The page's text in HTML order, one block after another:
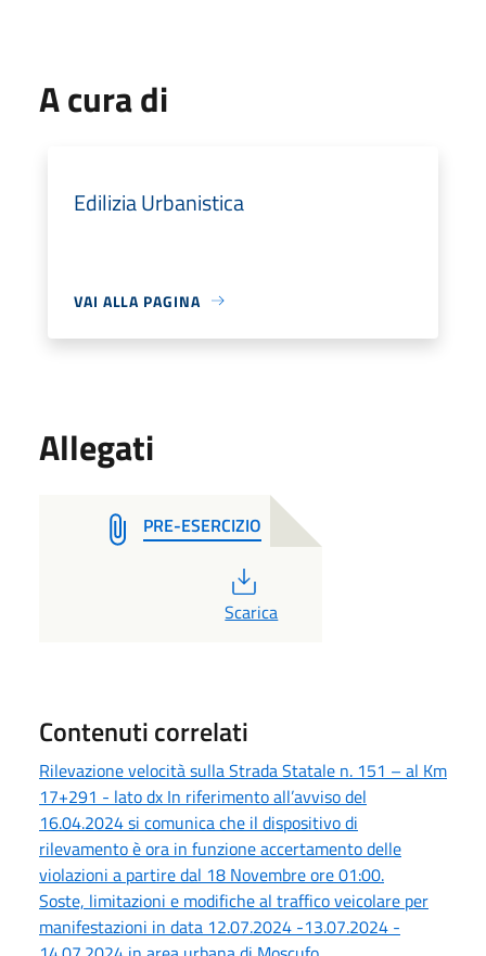
A cura di
Edilizia Urbanistica
VAI ALLA PAGINA
Allegati
PRE-ESERCIZIO
PDF
Scarica
Contenuti correlati
Rilevazione velocità sulla Strada Statale n. 151 – al Km
17+291 - lato dx In riferimento all’avviso del
16.04.2024 si comunica che il dispositivo di
rilevamento è ora in funzione accertamento delle
violazioni a partire dal 18 Novembre ore 01:00.
Soste, limitazioni e modifiche al traffico veicolare per
manifestazioni in data 12.07.2024 -13.07.2024 -